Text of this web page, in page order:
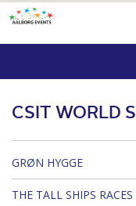
CSIT WORLD
GRØN HYGGE
THE TALL SHIPS RACES